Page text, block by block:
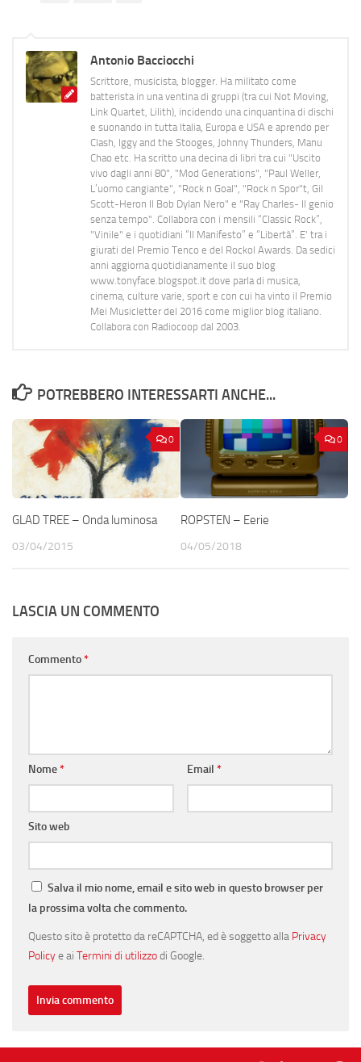
Antonio Bacciocchi
Scrittore, musicista, blogger. Ha militato come
batterista in una ventina di gruppi (tra cui Not Moving,
Link Quartet, Lilith), incidendo una cinquantina di dischi
e suonando in tutta Italia, Europa e USA e aprendo per
Clash, Iggy and the Stooges, Johnny Thunders, Manu
Chao etc. Ha scritto una decina di libri tra cui "Uscito
vivo dagli anni 80", "Mod Generations", "Paul Weller,
L’uomo cangiante", "Rock n Goal", "Rock n Spor"t, Gil
Scott-Heron Il Bob Dylan Nero" e "Ray Charles- Il genio
senza tempo". Collabora con i mensili “Classic Rock”,
"Vinile" e i quotidiani “Il Manifesto” e “Libertà”. E' tra i
giurati del Premio Tenco e del Rockol Awards. Da sedici
anni aggiorna quotidianamente il suo blog
www.tonyface.blogspot.it dove parla di musica,
cinema, culture varie, sport e con cui ha vinto il Premio
Mei Musicletter del 2016 come miglior blog italiano.
Collabora con Radiocoop dal 2003.
POTREBBERO INTERESSARTI ANCHE...
0
GLAD TREE – Onda luminosa
03/04/2015
0
ROPSTEN – Eerie
04/05/2018
LASCIA UN COMMENTO
Commento*
Nome* Email *
Sito web
Salva il mio nome, email e sito web in questo browser per
la prossima volta che commento.
Questo sito è protetto da reCAPTCHA, ed è soggetto alla Privacy
Policye ai Termini di utilizzodi Google.